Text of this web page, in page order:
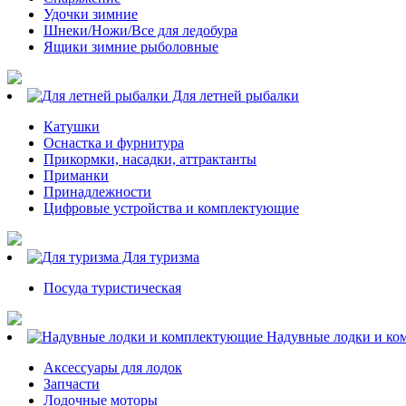
Удочки зимние
Шнеки/Ножи/Все для ледобура
Ящики зимние рыболовные
Для летней рыбалки
Катушки
Оснастка и фурнитура
Прикормки, насадки, аттрактанты
Приманки
Принадлежности
Цифровые устройства и комплектующие
Для туризма
Посуда туристическая
Надувные лодки и
Аксессуары для лодок
Запчасти
Лодочные моторы